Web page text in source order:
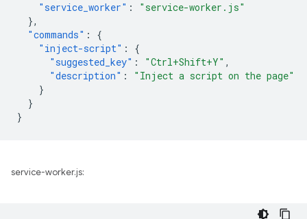
"service_worker" :
"service-worker.js"
},
"commands" :
{
"inject-script" :
{
"suggested_key" : "Ctrl+Shift+Y" ,
"description" :
"Inject a script on the page"
}
}
}
service-worker.js: